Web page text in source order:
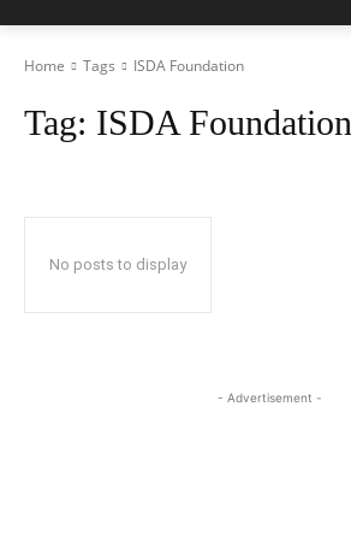
Home Tags ISDA Foundation
Tag: ISDA Foundation
No posts to display
- Advertisement -